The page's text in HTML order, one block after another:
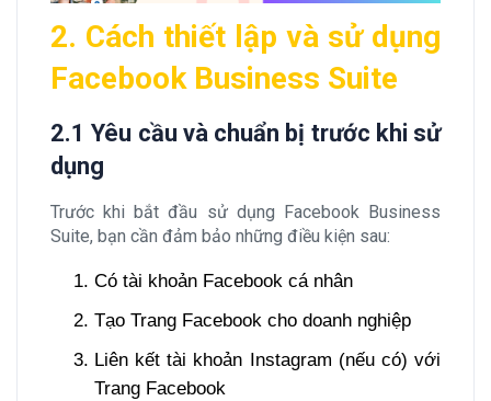
2. Cách thiết lập và sử dụng
Facebook Business Suite
2.1 Yêu cầu và chuẩn bị trước khi sử
dụng
Trước khi bắt đầu sử dụng Facebook Business
Suite, bạn cần đảm bảo những điều kiện sau:
Có tài khoản Facebook cá nhân
Tạo Trang Facebook cho doanh nghiệp
Liên kết tài khoản Instagram (nếu có) với
Trang Facebook